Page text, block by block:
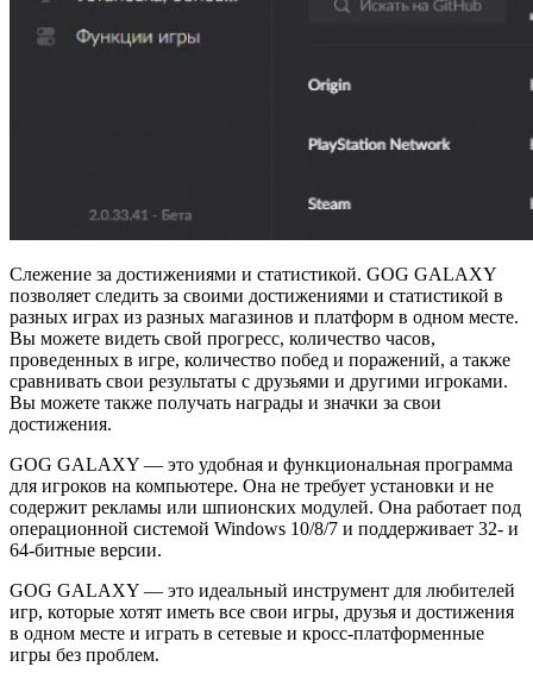
Слежение за достижениями и статистикой. GOG GALAXY
позволяет следить за своими достижениями и статистикой в
разных играх из разных магазинов и платформ в одном месте.
Вы можете видеть свой прогресс, количество часов,
проведенных в игре, количество побед и поражений, а также
сравнивать свои результаты с друзьями и другими игроками.
Вы можете также получать награды и значки за свои
достижения.
GOG GALAXY — это удобная и функциональная программа
для игроков на компьютере. Она не требует установки и не
содержит рекламы или шпионских модулей. Она работает под
операционной системой Windows 10/8/7 и поддерживает 32- и
64-битные версии.
GOG GALAXY — это идеальный инструмент для любителей
игр, которые хотят иметь все свои игры, друзья и достижения
в одном месте и играть в сетевые и кросс-платформенные
игры без проблем.